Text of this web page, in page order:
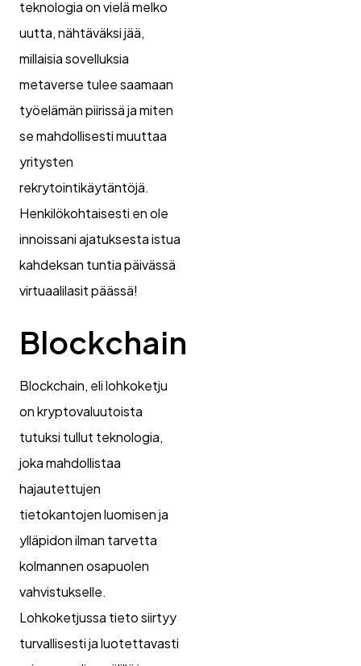
teknologia on vielä melko
uutta, nähtäväksi jää,
millaisia sovelluksia
metaverse tulee saamaan
työelämän piirissä ja miten
se mahdollisesti muuttaa
yritysten
rekrytointikäytäntöjä.
Henkilökohtaisesti en ole
innoissani ajatuksesta istua
kahdeksan tuntia päivässä
virtuaalilasit päässä!
Blockchain
Blockchain, eli lohkoketju
on kryptovaluutoista
tutuksi tullut teknologia,
joka mahdollistaa
hajautettujen
tietokantojen luomisen ja
ylläpidon ilman tarvetta
kolmannen osapuolen
vahvistukselle.
Lohkoketjussa tieto siirtyy
turvallisesti ja luotettavasti